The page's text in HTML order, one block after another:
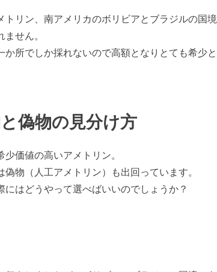
トリン、南アメリカのボリビアとブラジルの国
ません。
か所でしか採れないので高額となりとても希少と
偽物の見分け方
少価値の高いアメトリン。
偽物（人工アメトリン）も出回っています。
にはどうやって選べばいいのでしょうか？